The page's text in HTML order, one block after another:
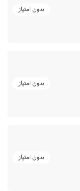
بدون امتیاز
بدون امتیاز
بدون امتیاز